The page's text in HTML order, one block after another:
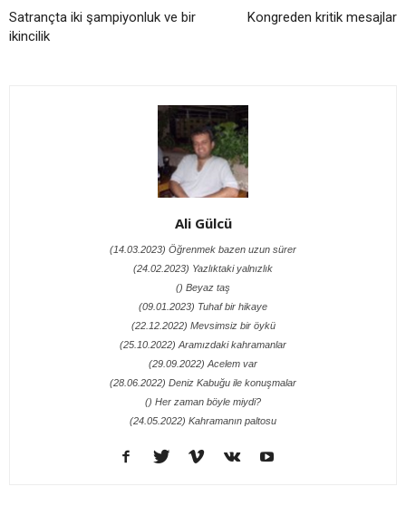
Satrançta iki şampiyonluk ve bir
ikincilik
Kongreden kritik mesajlar
Ali Gülcü
(14.03.2023) Öğrenmek bazen uzun sürer
(24.02.2023) Yazlıktaki yalnızlık
() Beyaz taş
(09.01.2023) Tuhaf bir hikaye
(22.12.2022) Mevsimsiz bir öykü
(25.10.2022) Aramızdaki kahramanlar
(29.09.2022) Acelem var
(28.06.2022) Deniz Kabuğu ile konuşmalar
() Her zaman böyle miydi?
(24.05.2022) Kahramanın paltosu